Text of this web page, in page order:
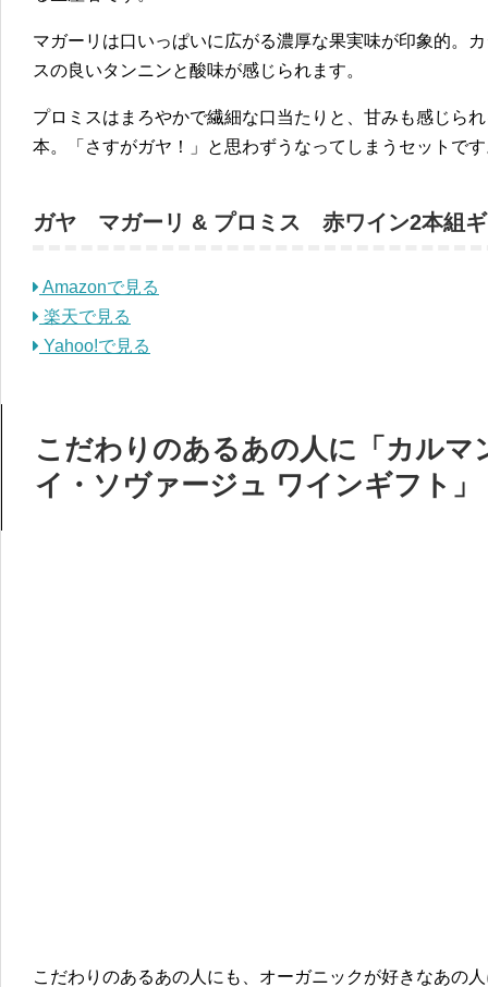
マガーリは口いっぱいに広がる濃厚な果実味が印象的。
スの良いタンニンと酸味が感じられます。
プロミスはまろやかで繊細な口当たりと、甘みも感じら
本。「さすがガヤ！」と思わずうなってしまうセットで
ガヤ マガーリ & プロミス 赤ワイン2本組ギ
Amazonで見る
楽天で見る
Yahoo!で見る
こだわりのあるあの人に「カルマ
イ・ソヴァージュ ワインギフト」
こだわりのあるあの人にも、オーガニックが好きなあの